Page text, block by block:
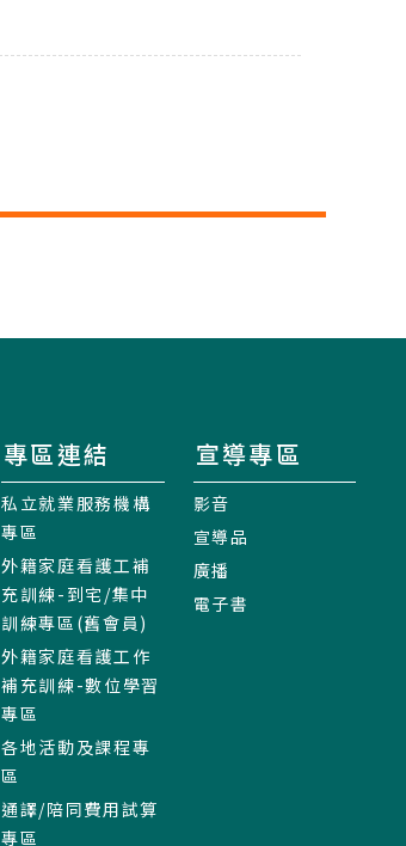
專區連結
私立就業服務機構
專區
外籍家庭看護工補
充訓練-到宅/集中
訓練專區(舊會員)
外籍家庭看護工作
補充訓練-數位學習
專區
各地活動及課程專
區
通譯/陪同費用試算
專區
宣導專區
影音
宣導品
廣播
電子書